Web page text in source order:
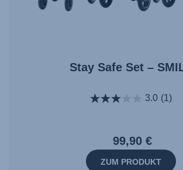
Stay Safe Set –
3.0 (1)
99,90 €
ZUM PRODUKT